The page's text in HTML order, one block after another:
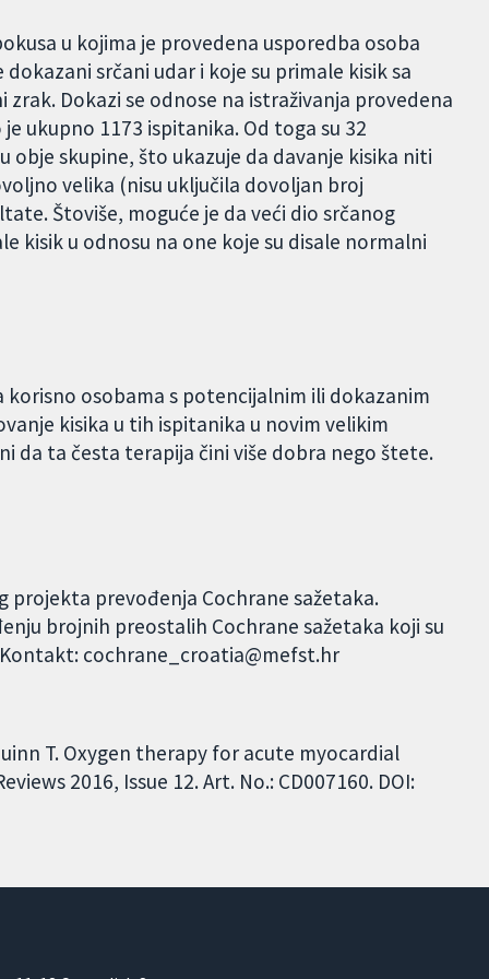
u kojima je provedena usporedba osoba
srčani udar i koje su primale kisik sa
Dokazi se odnose na istraživanja provedena
ukupno 1173 ispitanika. Od toga su 32
obje skupine, što ukazuje da davanje kisika niti
velika (nisu uključila dovoljan broj
Štoviše, moguće je da veći dio srčanog
kisik u odnosu na one koje su disale normalni
osobama s potencijalnim ili dokazanim
kisika u tih ispitanika u novim velikim
da ta česta terapija čini više dobra nego štete.
projekta prevođenja Cochrane sažetaka.
brojnih preostalih Cochrane sažetaka koji su
cochrane_croatia@mefst.hr
T. Oxygen therapy for acute myocardial
2016, Issue 12. Art. No.: CD007160. DOI: